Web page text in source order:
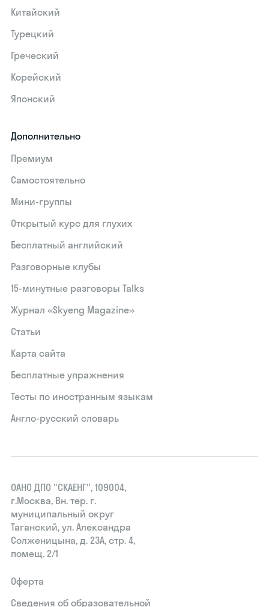
Китайский
Турецкий
Греческий
Корейский
Японский
Дополнительно
Премиум
Самостоятельно
Мини-группы
Открытый курс для глухих
Бесплатный английский
Разговорные клубы
15‑минутные разговоры Talks
Журнал «Skyeng Magazine»
Статьи
Карта сайта
Бесплатные упражнения
Тесты по иностранным языкам
Англо-русский словарь
ОАНО ДПО "СКАЕНГ", 109004,
г.Москва, Вн. тер. г.
муниципальный округ
Таганский, ул. Александра
Солженицына, д. 23А, стр. 4,
помещ. 2/1
Оферта
Сведения об образовательной